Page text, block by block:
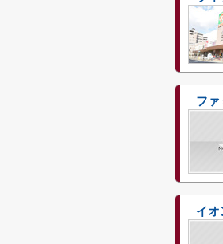
ファ
イオ